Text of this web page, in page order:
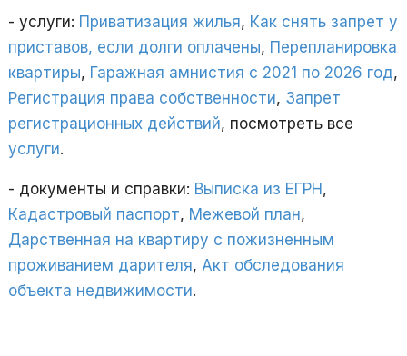
- услуги: Приватизация жилья, Как снять запрет у
приставов, если долги оплачены, Перепланировка
квартиры, Гаражная амнистия с 2021 по 2026 год,
Регистрация права собственности, Запрет
регистрационных действий, посмотреть все
услуги.
- документы и справки: Выписка из ЕГРН ,
Кадастровый паспорт, Межевой план,
Дарственная на квартиру с пожизненным
проживанием дарителя, Акт обследования
объекта недвижимости.